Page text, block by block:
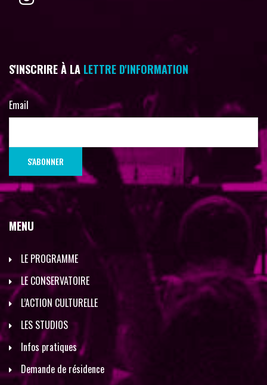
S'INSCRIRE À LA LETTRE D'INFORMATION
Email
MENU
LE PROGRAMME
LE CONSERVATOIRE
L’ACTION CULTURELLE
LES STUDIOS
Infos pratiques
Demande de résidence